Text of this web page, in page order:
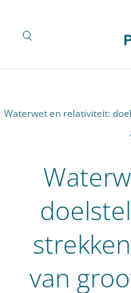
Waterwet en relativiteit:
van